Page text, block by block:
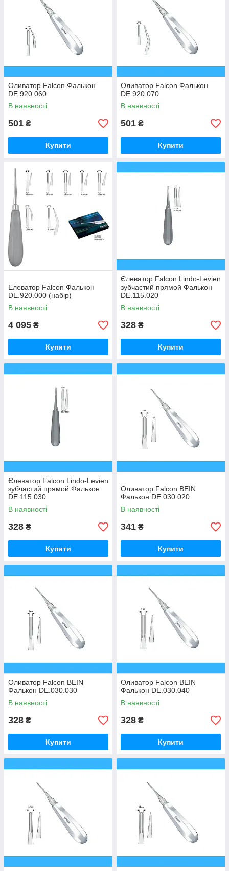
Оливатор Falcon Фалькон
DE.920.060
В наявності
501 ₴
Купити
Оливатор Falcon Фалькон
DE.920.070
В наявності
501 ₴
Купити
Елеватор Falcon Фалькон
DE.920.000 (набір)
В наявності
4 095 ₴
Купити
Єлеватор Falcon Lindo-Levien
зубчастий прямой Фалькон
DE.115.020
В наявності
328 ₴
Купити
Єлеватор Falcon Lindo-Levien
зубчастий прямой Фалькон
DE.115.030
В наявності
328 ₴
Купити
Оливатор Falcon BEIN
Фалькон DE.030.020
В наявності
341 ₴
Купити
Оливатор Falcon BEIN
Фалькон DE.030.030
В наявності
328 ₴
Купити
Оливатор Falcon BEIN
Фалькон DE.030.040
В наявності
328 ₴
Купити